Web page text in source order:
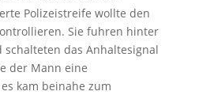
Polizeistreife wollte den
Sie fuhren hinter
schalteten das Anhaltesignal
der Mann eine
kam beinahe zum